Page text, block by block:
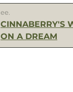
ee.
CINNABERRY'S
ON A DREAM